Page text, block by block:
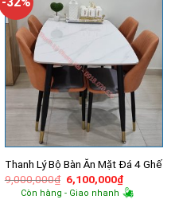
Thanh Lý Bộ Bàn Ăn Mặt Đá 4 Ghế
9,000,000₫ Giá
gốc
là:
6,100,000₫Giá
hiện
tại
Còn hàng - Giao nhanh